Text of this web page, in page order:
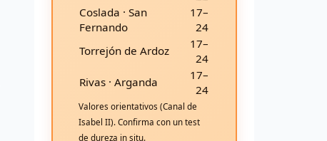
Coslada · San
Fernando
17–
24
Torrejón de Ardoz
17–
24
Rivas · Arganda
17–
24
Valores orientativos (Canal de
Isabel II). Confirma con un test
de dureza in situ.